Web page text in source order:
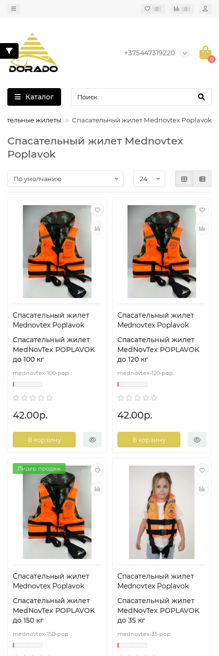
0 0
+375447319220
0
Каталог
жилеты Спасательный жилет Mednovtex Poplavok
Спасательный жилет Mednovtex
Poplavok
Спасательный жилет
Mednovtex Poplavok
Спасательный жилет
MedNovTex POPLAVOK
до 100 кг
mednovtex-100-pop
42.00р.
В корзину
Спасательный жилет
Mednovtex Poplavok
Спасательный жилет
MedNovTex POPLAVOK
до 120 кг
mednovtex-120-pop
42.00р.
В корзину
Лидер продаж
Спасательный жилет
Mednovtex Poplavok
Спасательный жилет
MedNovTex POPLAVOK
до 150 кг
mednovtex-150-pop
Спасательный жилет
Mednovtex Poplavok
Спасательный жилет
MedNovTex POPLAVOK
до 35 кг
mednovtex-35-pop